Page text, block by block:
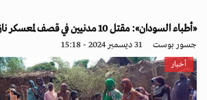
«أطباء السودان»: مقتل 10 مدنيين في قصف لمعسكر نازحين بدارفور
جسور بوست 31 ديسمبر 2024 - 15:18
أخبار